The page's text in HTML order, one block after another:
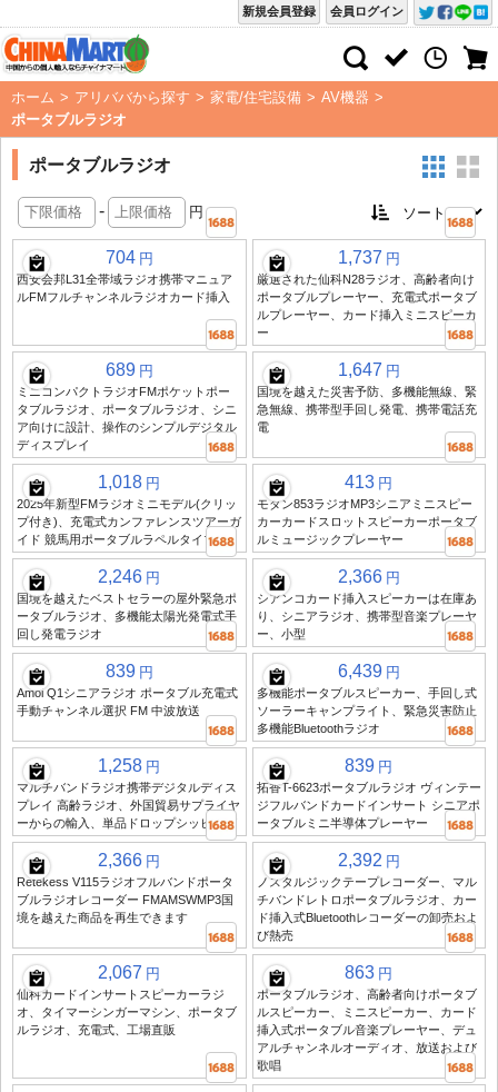
会員ログイン
新規会員登録
ホーム > アリババから探す > 家電/住宅設備 > AV機器 >
ポータブルラジオ
ポータブルラジオ
- 円
704 円
西安会邦L31全帯域ラジオ携帯マニュア
ルFMフルチャンネルラジオカード挿入
1,737 円
厳選された仙科N28ラジオ、高齢者向け
ポータブルプレーヤー、充電式ポータブ
ルプレーヤー、カード挿入ミニスピーカ
ー
689 円
ミニコンパクトラジオFMポケットポー
タブルラジオ、ポータブルラジオ、シニ
ア向けに設計、操作のシンプルデジタル
ディスプレイ
1,647 円
国境を越えた災害予防、多機能無線、緊
急無線、携帯型手回し発電、携帯電話充
電
1,018 円
2025年新型FMラジオミニモデル(クリッ
プ付き)、充電式カンファレンスツアーガ
イド 競馬用ポータブルラペルタイプ
413 円
モダン853ラジオMP3シニアミニスピー
カーカードスロットスピーカーポータブ
ルミュージックプレーヤー
2,246 円
国境を越えたベストセラーの屋外緊急ポ
ータブルラジオ、多機能太陽光発電式手
回し発電ラジオ
2,366 円
シアンコカード挿入スピーカーは在庫あ
り、シニアラジオ、携帯型音楽プレーヤ
ー、小型
839 円
Amoi Q1シニアラジオ ポータブル充電式
手動チャンネル選択 FM 中波放送
6,439 円
多機能ポータブルスピーカー、手回し式
ソーラーキャンプライト、緊急災害防止
多機能Bluetoothラジオ
1,258 円
マルチバンドラジオ携帯デジタルディス
プレイ 高齢ラジオ、外国貿易サプライヤ
ーからの輸入、単品ドロップシッピング
839 円
拓香T-6623ポータブルラジオ ヴィンテー
ジフルバンドカードインサート シニアポ
ータブルミニ半導体プレーヤー
2,366 円
Retekess V115ラジオフルバンドポータ
ブルラジオレコーダー FMAMSWMP3国
境を越えた商品を再生できます
2,392 円
ノスタルジックテープレコーダー、マル
チバンドレトロポータブルラジオ、カー
ド挿入式Bluetoothレコーダーの卸売およ
び熱売
2,067 円
仙科カードインサートスピーカーラジ
オ、タイマーシンガーマシン、ポータブ
ルラジオ、充電式、工場直販
863 円
ポータブルラジオ、高齢者向けポータブ
ルスピーカー、ミニスピーカー、カード
挿入式ポータブル音楽プレーヤー、デュ
アルチャンネルオーディオ、放送および
歌唱